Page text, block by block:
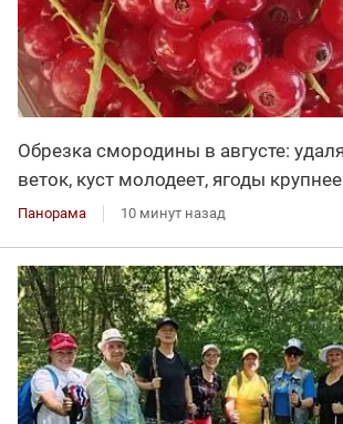
Обрезка смородины в августе:
веток, куст молодеет, ягоды крупнее
Панорама 10 минут назад